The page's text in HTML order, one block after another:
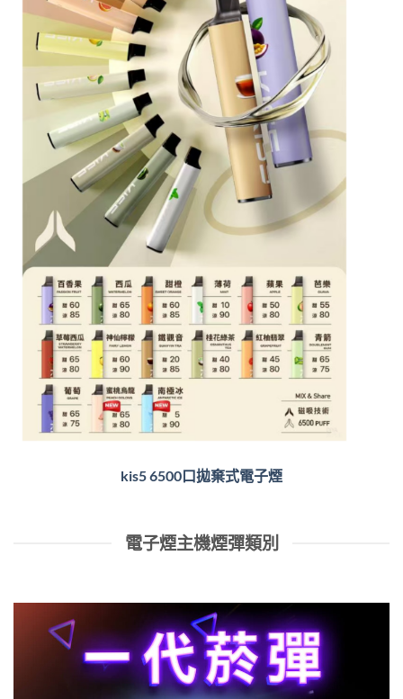
kis5 6500口拋棄式電子煙
電子煙主機煙彈類別